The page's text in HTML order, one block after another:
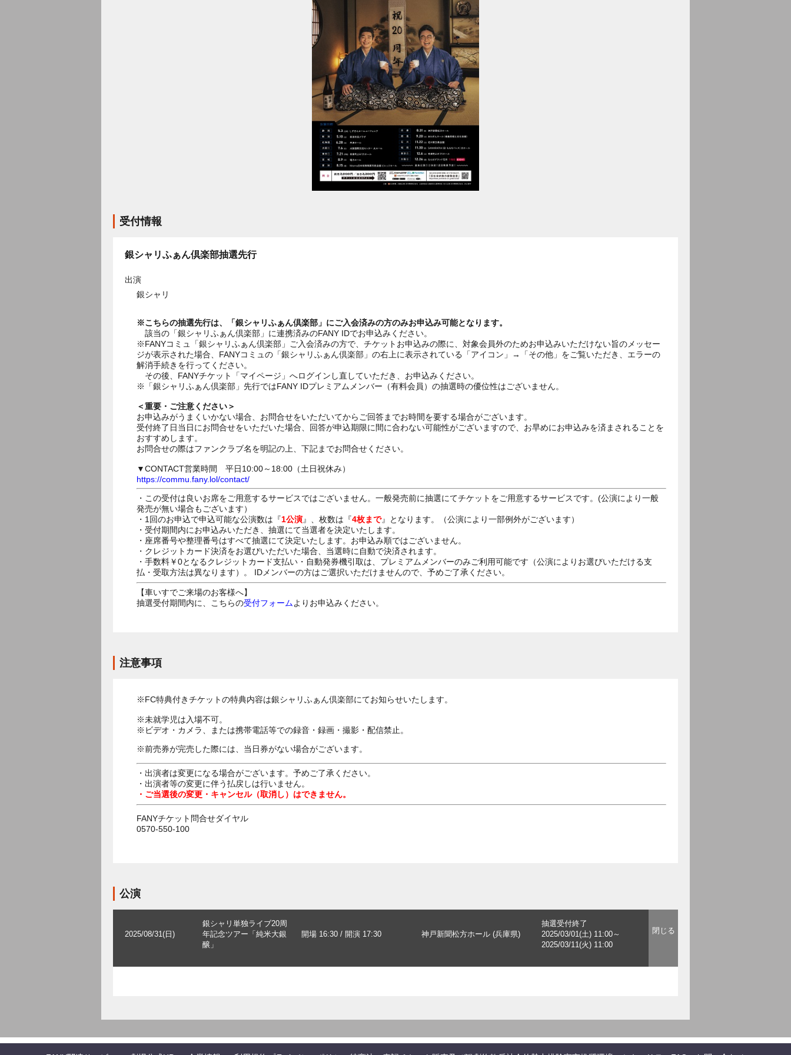
受付情報
銀シャリふぁん倶楽部抽選先行
出演
銀シャリ
※こちらの抽選先行は、「銀シャリふぁん倶楽部」にご入会済みの方のみお申込み可能となります。
該当の「銀シャリふぁん倶楽部」に連携済みのFANY IDでお申込みください。
※FANYコミュ「銀シャリふぁん倶楽部」ご入会済みの方で、チケットお申込みの際に、対象会員外のためお申込みいただけない旨のメッセー
ジが表示された場合、FANYコミュの「銀シャリふぁん倶楽部」の右上に表示されている「アイコン」→「その他」をご覧いただき、エラーの
解消手続きを行ってください。
その後、FANYチケット「マイページ」へログインし直していただき、お申込みください。
※「銀シャリふぁん倶楽部」先行ではFANY IDプレミアムメンバー（有料会員）の抽選時の優位性はございません。
＜重要・ご注意ください＞
お申込みがうまくいかない場合、お問合せをいただいてからご回答までお時間を要する場合がございます。
受付終了日当日にお問合せをいただいた場合、回答が申込期限に間に合わない可能性がございますので、お早めにお申込みを済まされることを
おすすめします。
お問合せの際はファンクラブ名を明記の上、下記までお問合せください。
▼CONTACT営業時間 平日10:00～18:00（土日祝休み）
https://commu.fany.lol/contact/
・この受付は良いお席をご用意するサービスではございません。一般発売前に抽選にてチケットをご用意するサービスです。(公演により一般
発売が無い場合もございます）
・1回のお申込で申込可能な公演数は『1公演』、枚数は『4枚まで』となります。（公演により一部例外がございます）
・受付期間内にお申込みいただき、抽選にて当選者を決定いたします。
・座席番号や整理番号はすべて抽選にて決定いたします。お申込み順ではございません。
・クレジットカード決済をお選びいただいた場合、当選時に自動で決済されます。
・手数料￥0となるクレジットカード支払い・自動発券機引取は、プレミアムメンバーのみご利用可能です（公演によりお選びいただける支
払・受取方法は異なります）。 IDメンバーの方はご選択いただけませんので、予めご了承ください。
【車いすでご来場のお客様へ】
抽選受付期間内に、こちらの受付フォームよりお申込みください。
注意事項
※FC特典付きチケットの特典内容は銀シャリふぁん倶楽部にてお知らせいたします。
※未就学児は入場不可。
※ビデオ・カメラ、または携帯電話等での録音・録画・撮影・配信禁止。
※前売券が完売した際には、当日券がない場合がございます。
・出演者は変更になる場合がございます。予めご了承ください。
・出演者等の変更に伴う払戻しは行いません。
・ご当選後の変更・キャンセル（取消し）はできません。
FANYチケット問合せダイヤル
0570-550-100
公演
2025/08/31(日)
銀シャリ単独ライブ20周
年記念ツアー「純米大銀
醸」
開場 16:30 / 開演 17:30 神戸新聞松方ホール (兵庫県)
抽選受付終了
2025/03/01(土) 11:00～
2025/03/11(火) 11:00